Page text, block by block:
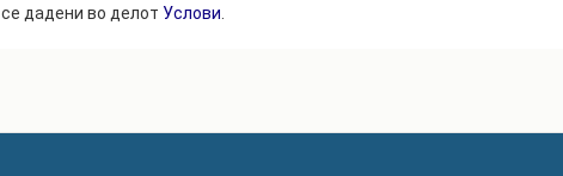
се дадени во делот Услови